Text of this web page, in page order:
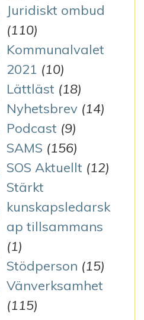
Juridiskt ombud
(110)
Kommunalvalet
2021 (10)
Lättläst (18)
Nyhetsbrev (14)
Podcast (9)
SAMS (156)
SOS Aktuellt (12)
Stärkt
kunskapsledarsk
ap tillsammans
(1)
Stödperson (15)
Vänverksamhet
(115)